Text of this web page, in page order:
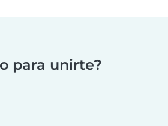
para unirte?